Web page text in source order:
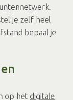
je zelf heel
bepaal je
op het digitale